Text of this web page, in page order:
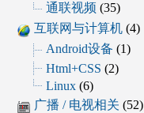
通联视频 (35)
互联网与计算机(4)
Android设备 (1)
Html+CSS (2)
Linux(6)
广播 / 电视相关 (52)